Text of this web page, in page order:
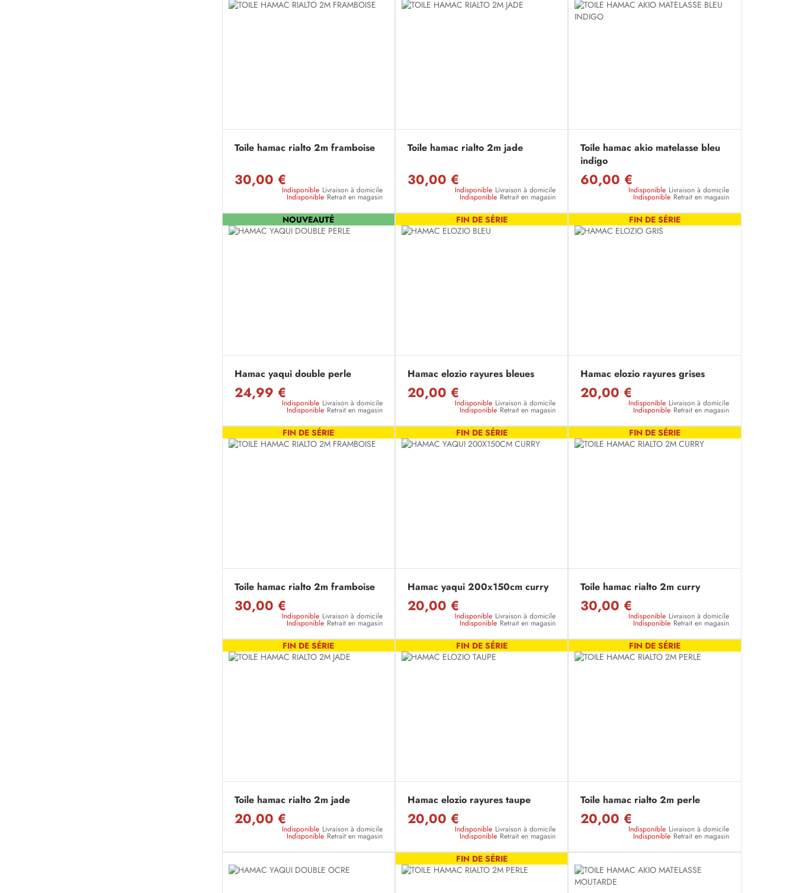
Toile hamac rialto 2m framboise
30,00 €
Indisponible Livraison à domicile
Indisponible Retrait en magasin
Toile hamac rialto 2m jade
30,00 €
Indisponible Livraison à domicile
Indisponible Retrait en magasin
Toile hamac akio matelasse bleu
indigo
60,00 €
Indisponible Livraison à domicile
Indisponible Retrait en magasin
NOUVEAUTÉ
Hamac yaqui double perle
24,99 €
Indisponible Livraison à domicile
Indisponible Retrait en magasin
FIN DE SÉRIE
Hamac elozio rayures bleues
20,00 €
Indisponible Livraison à domicile
Indisponible Retrait en magasin
FIN DE SÉRIE
Hamac elozio rayures grises
20,00 €
Indisponible Livraison à domicile
Indisponible Retrait en magasin
FIN DE SÉRIE
Toile hamac rialto 2m framboise
30,00 €
Indisponible Livraison à domicile
Indisponible Retrait en magasin
FIN DE SÉRIE
Hamac yaqui 200x150cm curry
20,00 €
Indisponible Livraison à domicile
Indisponible Retrait en magasin
FIN DE SÉRIE
Toile hamac rialto 2m curry
30,00 €
Indisponible Livraison à domicile
Indisponible Retrait en magasin
FIN DE SÉRIE
Toile hamac rialto 2m jade
20,00 €
Indisponible Livraison à domicile
Indisponible Retrait en magasin
FIN DE SÉRIE
Hamac elozio rayures taupe
20,00 €
Indisponible Livraison à domicile
Indisponible Retrait en magasin
FIN DE SÉRIE
Toile hamac rialto 2m perle
20,00 €
Indisponible Livraison à domicile
Indisponible Retrait en magasin
FIN DE SÉRIE